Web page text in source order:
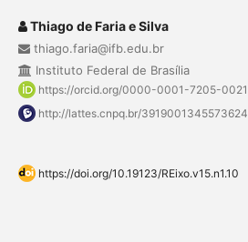
Thiago de Faria e Silva
thiago.faria@ifb.edu.br
Instituto Federal de Brasília
https://orcid.org/0000-0001-7205-0021
http://lattes.cnpq.br/3919001345573624
https://doi.org/10.19123/REixo.v15.n1.10